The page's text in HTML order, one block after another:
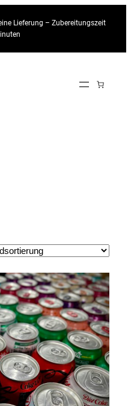
Lieferung – Zubereitungszeit